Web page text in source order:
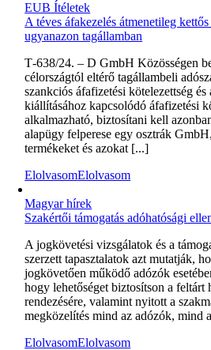
EUB Ítéletek
A téves áfakezelés átmenetileg
ugyanazon tagállamban
T‑638/24. – D GmbH Közösségen
célországtól eltérő tagállambeli
szankciós áfafizetési kötelezettség
kiállításához kapcsolódó áfafizetési
alkalmazható, biztosítani kell
alapügy felperese egy osztrák
termékeket és azokat [...]
ElolvasomElolvasom
Magyar hírek
Szakértői támogatás adóhatósági
A jogkövetési vizsgálatok és a
szerzett tapasztalatok azt mutatják,
jogkövetően működő adózók
hogy lehetőséget biztosítson a feltárt
rendezésére, valamint nyitott a
megközelítés mind az adózók, mind
ElolvasomElolvasom